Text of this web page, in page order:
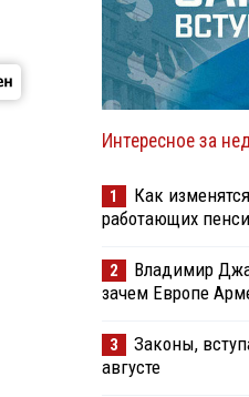
Интересное за
1
Как
работающих
2
Владимир
зачем Европе
3
Законы,
августе